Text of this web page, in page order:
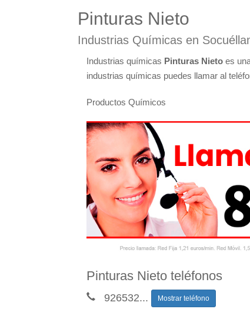
Pinturas Nieto
Industrias Químicas en
Industrias químicas Pinturas Nieto es
industrias químicas puedes llamar al
Productos Químicos
Pinturas Nieto teléfonos
926532... Mostrar teléfono